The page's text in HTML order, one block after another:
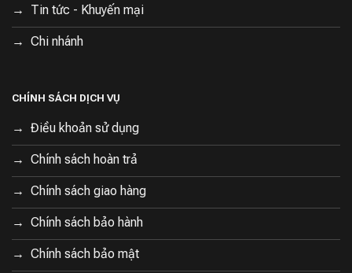
Tin tức - Khuyến mại
Chi nhánh
CHÍNH SÁCH DỊCH VỤ
Điều khoản sử dụng
Chính sách hoàn trả
Chính sách giao hàng
Chính sách bảo hành
Chính sách bảo mật